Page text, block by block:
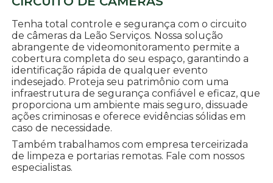
Tenha total controle e segurança com o circuito
de câmeras da Leão Serviços. Nossa solução
abrangente de videomonitoramento permite a
cobertura completa do seu espaço, garantindo a
identificação rápida de qualquer evento
indesejado. Proteja seu patrimônio com uma
infraestrutura de segurança confiável e eficaz, que
proporciona um ambiente mais seguro, dissuade
ações criminosas e oferece evidências sólidas em
caso de necessidade.
Também trabalhamos com empresa terceirizada
de limpeza e portarias remotas. Fale com nossos
especialistas.